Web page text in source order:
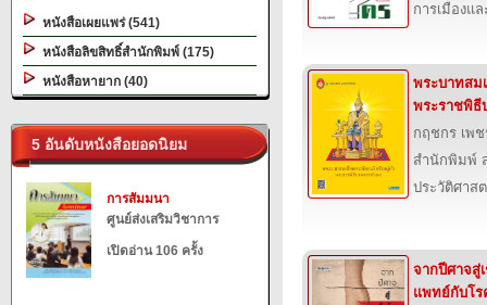
หนังสือเผยแพร่ (541)
หนังสือลิขสิทธิ์สำนักพิมพ์ (175)
หนังสือหายาก (40)
5 อันดับหนังสือยอดนิยม
การสัมมนา
ศูนย์ส่งเสริมวิชาการ
เปิดอ่าน 106 ครั้ง
การเมืองแ
พระบาทสม
พระราชพิธี
กฤชกร เพ
สำนักพิมพ์
ประวัติศาส
จากปีศาจสู่
แพทย์กับโร